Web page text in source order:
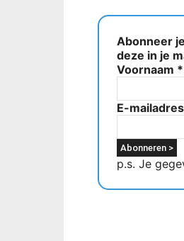
Abonneer
deze in je
Voornaam *
E-mailadres
p.s. Je